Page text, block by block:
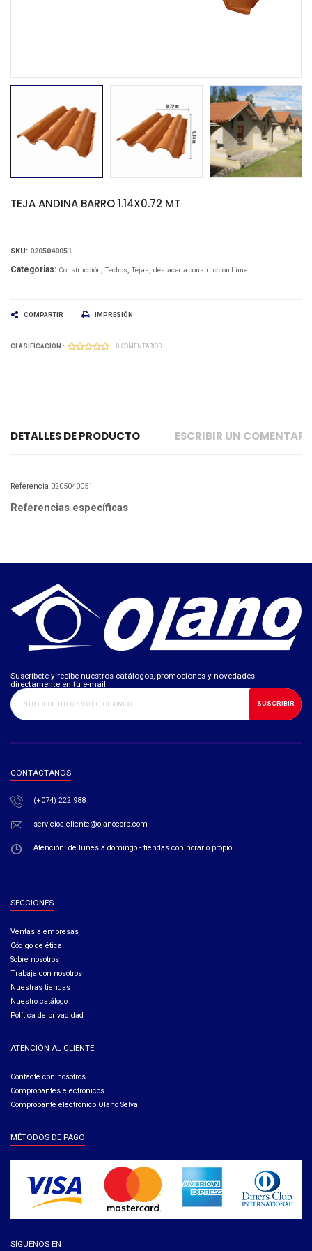
TEJA ANDINA BARRO 1.14X0.72 MT
SKU: 0205040051
Categorias: Construcción Techos Tejas destacada construccion Lima
COMPARTIR IMPRESIÓN
CLASIFICACIÓN : 0 COMENTARIOS
DETALLES DE PRODUCTO ESCRIBIR UN
Referencia 0205040051
Referencias específicas
Suscríbete y recibe nuestros catálogos, promociones y novedades
directamente en tu e-mail.
SUSCRIBIR
CONTÁCTANOS
(+074) 222 988
servicioalcliente@olanocorp.com
Atención: de lunes a domingo - tiendas con horario propio
SECCIONES
Ventas a empresas​
Código de ética​
Sobre nosotros
Trabaja con nosotros
Nuestras tiendas
Nuestro catálogo
Política de privacidad
ATENCIÓN AL CLIENTE
Contacte con nosotros
Comprobantes electrónicos
Comprobante electrónico Olano Selva
MÉTODOS DE PAGO
SÍGUENOS EN